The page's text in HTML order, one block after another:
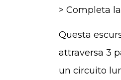
> Completa
Questa
attraversa 3
un circuito